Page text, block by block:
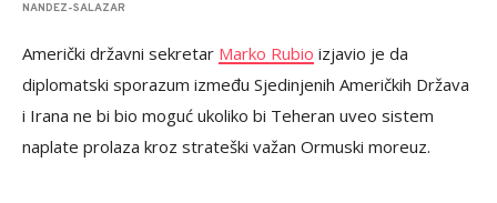
NANDEZ-SALAZAR
Američki državni sekretar Marko Rubio izjavio je da
diplomatski sporazum između Sjedinjenih Američkih Država
i Irana ne bi bio moguć ukoliko bi Teheran uveo sistem
naplate prolaza kroz strateški važan Ormuski moreuz.